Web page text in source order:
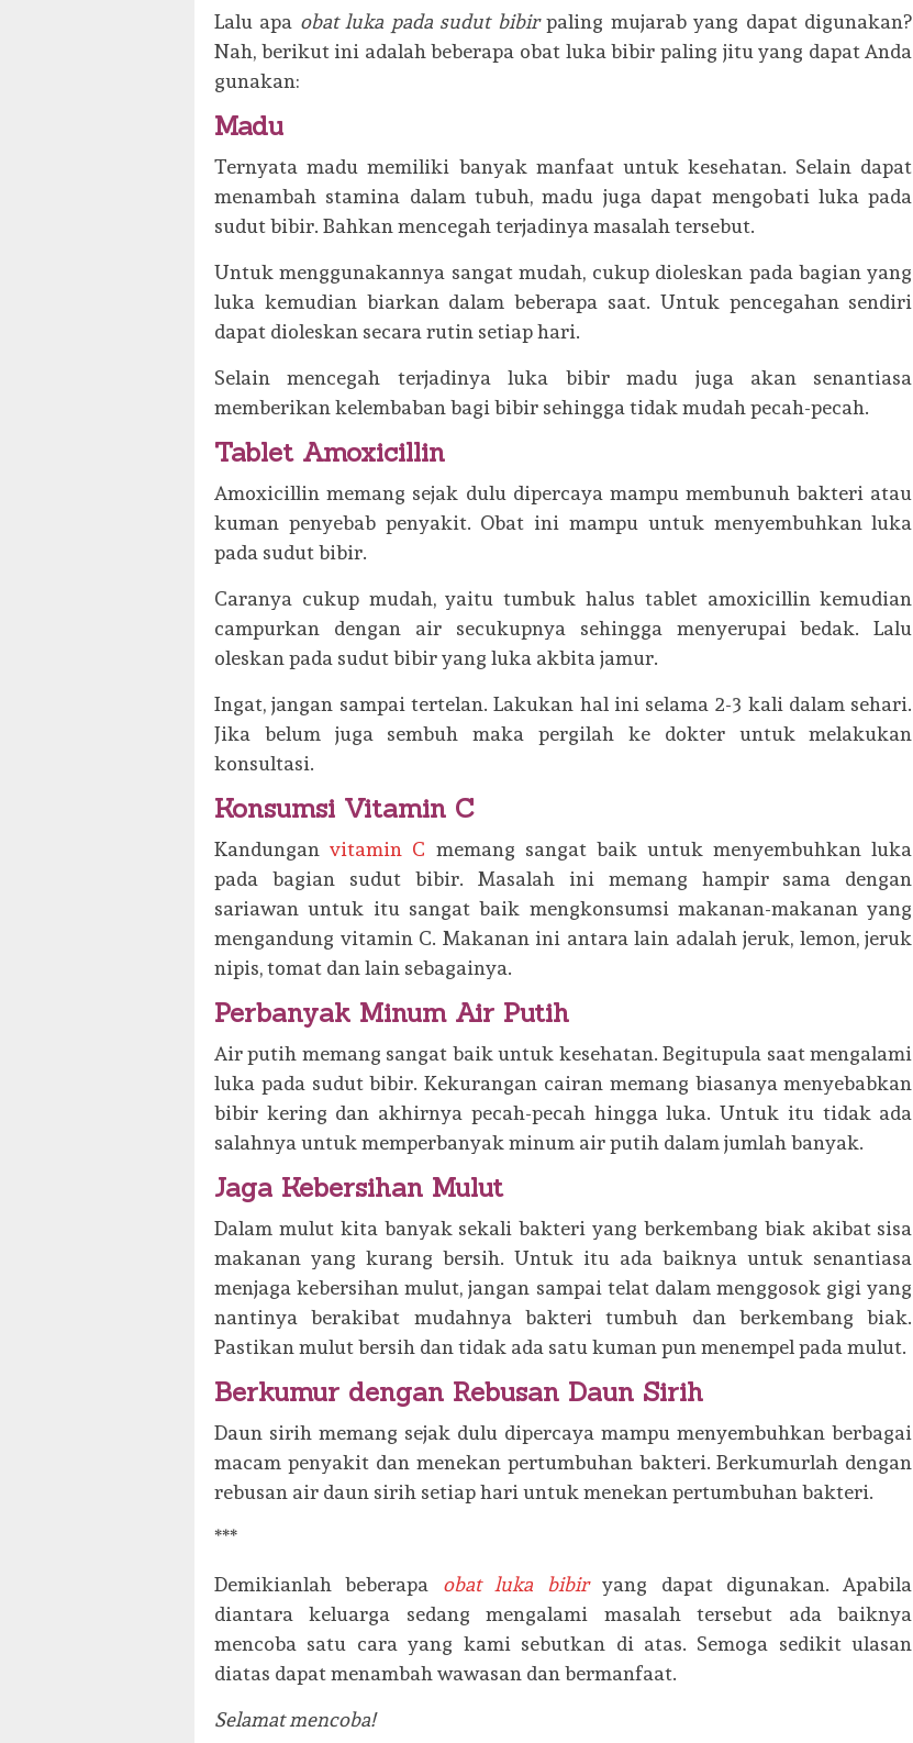
Lalu apa obat luka pada sudut bibirpaling mujarab yang dapat digunakan?
Nah, berikut ini adalah beberapa obat luka bibir paling jitu yang dapat Anda
gunakan:
Madu
Ternyata madu memiliki banyak manfaat untuk kesehatan. Selain dapat
menambah stamina dalam tubuh, madu juga dapat mengobati luka pada
sudut bibir. Bahkan mencegah terjadinya masalah tersebut.
Untuk menggunakannya sangat mudah, cukup dioleskan pada bagian yang
luka kemudian biarkan dalam beberapa saat. Untuk pencegahan sendiri
dapat dioleskan secara rutin setiap hari.
Selain mencegah terjadinya luka bibir madu juga akan senantiasa
memberikan kelembaban bagi bibir sehingga tidak mudah pecah-pecah.
Tablet Amoxicillin
Amoxicillin memang sejak dulu dipercaya mampu membunuh bakteri atau
kuman penyebab penyakit. Obat ini mampu untuk menyembuhkan luka
pada sudut bibir.
Caranya cukup mudah, yaitu tumbuk halus tablet amoxicillin kemudian
campurkan dengan air secukupnya sehingga menyerupai bedak. Lalu
oleskan pada sudut bibir yang luka akbita jamur.
Ingat, jangan sampai tertelan. Lakukan hal ini selama 2-3 kali dalam sehari.
Jika belum juga sembuh maka pergilah ke dokter untuk melakukan
konsultasi.
Konsumsi Vitamin C
Kandunganvitamin C memang sangat baik untuk menyembuhkan luka
pada bagian sudut bibir. Masalah ini memang hampir sama dengan
sariawan untuk itu sangat baik mengkonsumsi makanan-makanan yang
mengandung vitamin C. Makanan ini antara lain adalah jeruk, lemon, jeruk
nipis, tomat dan lain sebagainya.
Perbanyak Minum Air Putih
Air putih memang sangat baik untuk kesehatan. Begitupula saat mengalami
luka pada sudut bibir. Kekurangan cairan memang biasanya menyebabkan
bibir kering dan akhirnya pecah-pecah hingga luka. Untuk itu tidak ada
salahnya untuk memperbanyak minum air putih dalam jumlah banyak.
Jaga Kebersihan Mulut
Dalam mulut kita banyak sekali bakteri yang berkembang biak akibat sisa
makanan yang kurang bersih. Untuk itu ada baiknya untuk senantiasa
menjaga kebersihan mulut, jangan sampai telat dalam menggosok gigi yang
nantinya berakibat mudahnya bakteri tumbuh dan berkembang biak.
Pastikan mulut bersih dan tidak ada satu kuman pun menempel pada mulut.
Berkumur dengan Rebusan Daun Sirih
Daun sirih memang sejak dulu dipercaya mampu menyembuhkan berbagai
macam penyakit dan menekan pertumbuhan bakteri. Berkumurlah dengan
rebusan air daun sirih setiap hari untuk menekan pertumbuhan bakteri.
***
Demikianlah beberapa obat luka bibiryang dapat digunakan. Apabila
diantara keluarga sedang mengalami masalah tersebut ada baiknya
mencoba satu cara yang kami sebutkan di atas. Semoga sedikit ulasan
diatas dapat menambah wawasan dan bermanfaat.
Selamat mencoba!